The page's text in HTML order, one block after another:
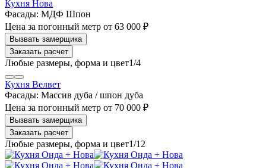
Кухня Нова
Фасады: МДФ Шпон
Цена за погонный метр от 63 000 ₽
Заказать расчет
1/4
Кухня Велвет
Фасады: Массив дуба / шпон дуба
Цена за погонный метр от 70 000 ₽
Заказать расчет
1/12